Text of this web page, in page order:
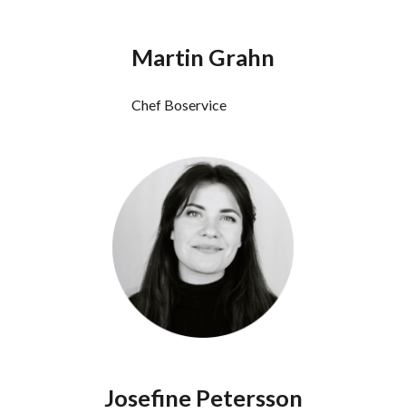
Martin Grahn
Chef Boservice
Josefine Petersson